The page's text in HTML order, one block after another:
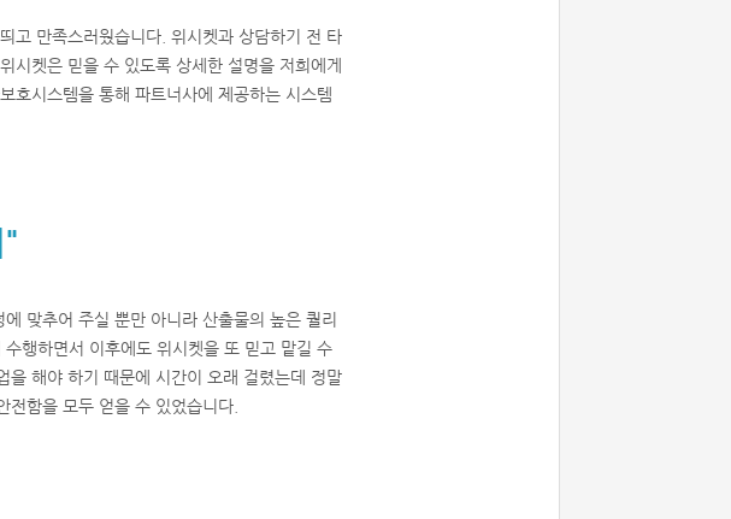
고 만족스러웠습니다. 위시켓과 상담하기 전 타
시켓은 믿을 수 있도록 상세한 설명을 저희에게
호시스템을 통해 파트너사에 제공하는 시스템
맞추어 주실 뿐만 아니라 산출물의 높은 퀄리
행하면서 이후에도 위시켓을 또 믿고 맡길 수
을 해야 하기 때문에 시간이 오래 걸렸는데 정말
함을 모두 얻을 수 있었습니다.